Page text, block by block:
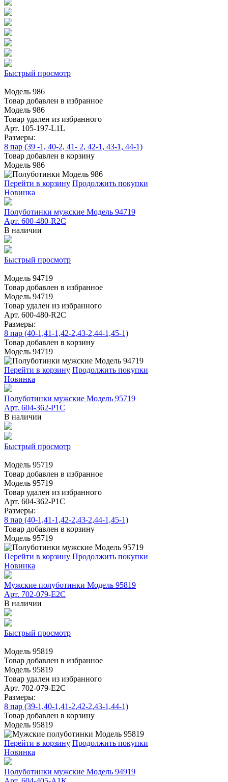
Быстрый просмотр
Модель 986
Товар добавлен в избранное
Модель 986
Товар удален из избранного
Арт. 105-197-L1L
Размеры:
8 пар (39 -1, 40-2, 41- 2, 42-1, 43-1, 44-1)
Товар добавлен в корзину
Модель 986
Перейти в корзину Продолжить покупки
Новинка
Полуботинки мужские Модель 94719
Арт. 600-480-R2C
В наличии
Быстрый просмотр
Модель 94719
Товар добавлен в избранное
Модель 94719
Товар удален из избранного
Арт. 600-480-R2C
Размеры:
8 пар (40-1,41-1,42-2,43-2,44-1,45-1)
Товар добавлен в корзину
Модель 94719
Перейти в корзину Продолжить покупки
Новинка
Полуботинки мужские Модель 95719
Арт. 604-362-Р1С
В наличии
Быстрый просмотр
Модель 95719
Товар добавлен в избранное
Модель 95719
Товар удален из избранного
Арт. 604-362-Р1С
Размеры:
8 пар (40-1,41-1,42-2,43-2,44-1,45-1)
Товар добавлен в корзину
Модель 95719
Перейти в корзину Продолжить покупки
Новинка
Мужские полуботинки Модель 95819
Арт. 702-079-E2C
В наличии
Быстрый просмотр
Модель 95819
Товар добавлен в избранное
Модель 95819
Товар удален из избранного
Арт. 702-079-E2C
Размеры:
8 пар (39-1,40-1,41-2,42-2,43-1,44-1)
Товар добавлен в корзину
Модель 95819
Перейти в корзину Продолжить покупки
Новинка
Полуботинки мужские Модель 94919